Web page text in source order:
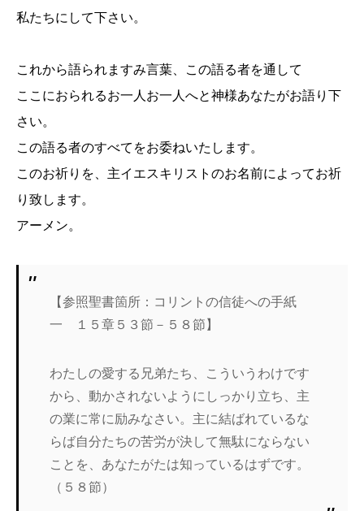
私たちにして下さい。
これから語られますみ言葉、この語る者を通して
ここにおられるお一人お一人へと神様あなたがお語り下
さい。
この語る者のすべてをお委ねいたします。
このお祈りを、主イエスキリストのお名前によってお祈
り致します。
アーメン。
【参照聖書箇所：コリントの信徒への手紙
一 １５章５３節－５８節】
わたしの愛する兄弟たち、こういうわけです
から、動かされないようにしっかり立ち、主
の業に常に励みなさい。主に結ばれているな
らば自分たちの苦労が決して無駄にならない
ことを、あなたがたは知っているはずです。
（５８節）